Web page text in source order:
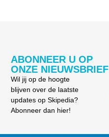
ABONNEER U OP
ONZE NIEUWSBRIEF
Wil jij op de hoogte
blijven over de laatste
updates op Skipedia?
Abonneer dan hier!